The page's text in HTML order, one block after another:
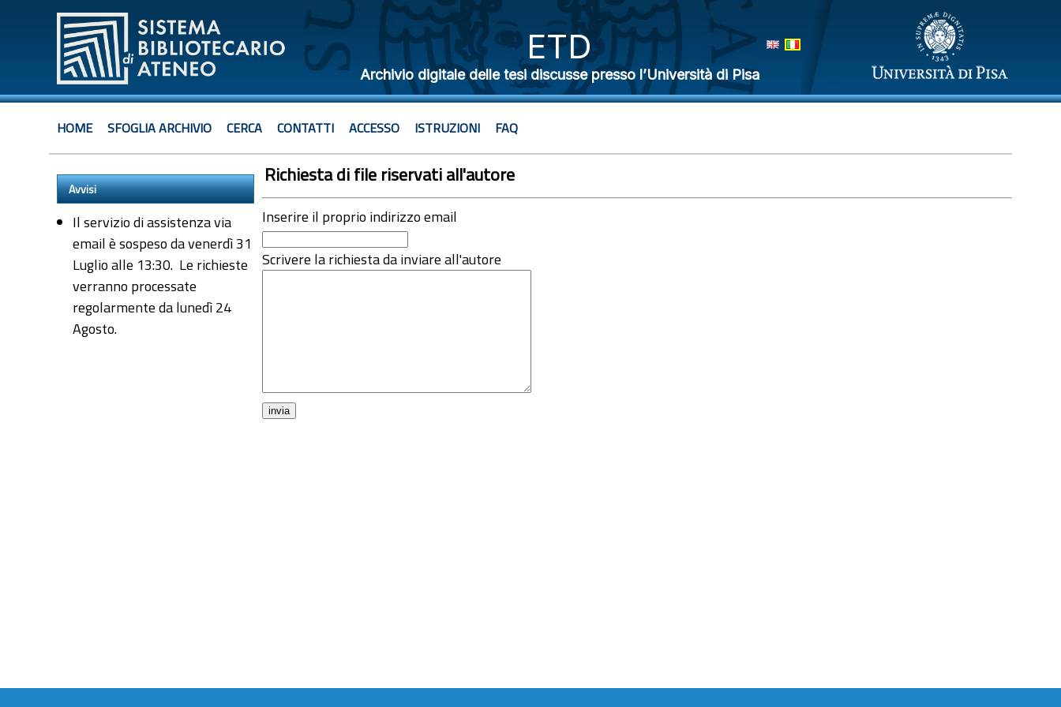
ETD
Archivio digitale delle tesi discusse presso l’Università di Pisa
HOME SFOGLIA ARCHIVIO CERCA CONTATTI ACCESSO ISTRUZIONI FAQ
Avvisi
Il servizio di assistenza via
email è sospeso da venerdì 31
Luglio alle 13:30. Le richieste
verranno processate
regolarmente da lunedì 24
Agosto.
Richiesta di file riservati all'autore
Inserire il proprio indirizzo email
Scrivere la richiesta da inviare all'autore